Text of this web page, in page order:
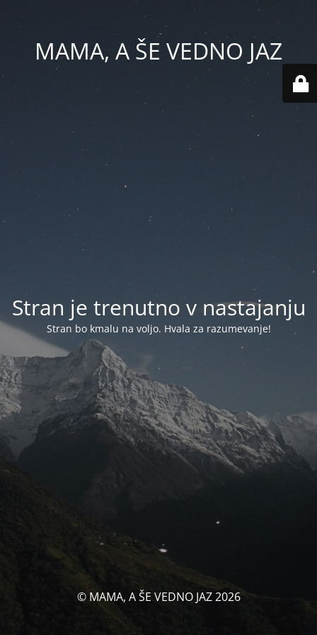
MAMA, A ŠE VEDNO JAZ
Stran je trenutno v nastajanju
Stran bo kmalu na voljo. Hvala za razumevanje!
© MAMA, A ŠE VEDNO JAZ 2026